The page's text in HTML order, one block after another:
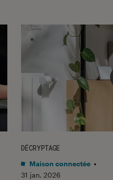
DÉCRYPTAGE
Maison connectée •
31 jan. 2026